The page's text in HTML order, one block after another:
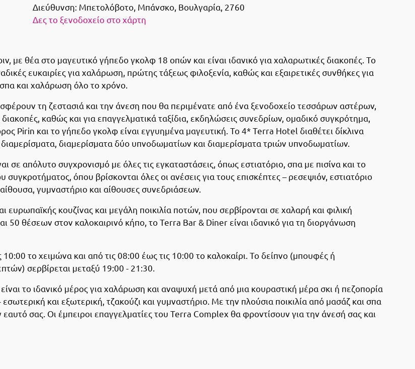
Διεύθυνση: Μπετολόβοτο, Μπάνσκο, Βουλγαρία, 2760
Δες το ξενοδοχείο στο χάρτη
με θέα στο μαγευτικό γήπεδο γκολφ 18 οπών και είναι ιδανικό για χαλαρωτικές διακοπές. Το
ευκαιρίες για χαλάρωση, πρώτης τάξεως φιλοξενία, καθώς και εξαιρετικές συνθήκες για
και χαλάρωση όλο το χρόνο.
τη ζεστασιά και την άνεση που θα περιμένατε από ένα ξενοδοχείο τεσσάρων αστέρων,
καθώς και για επαγγελματικά ταξίδια, εκδηλώσεις συνεδρίων, ομαδικό συγκρότημα,
Pirin και το γήπεδο γκολφ είναι εγγυημένα μαγευτική. Το 4* Terra Hotel διαθέτει δίκλινα
διαμερίσματα δύο υπνοδωματίων και διαμερίσματα τριών υπνοδωματίων.
σε απόλυτο συγχρονισμό με όλες τις εγκαταστάσεις, όπως εστιατόριο, σπα με πισίνα και το
όπου βρίσκονται όλες οι ανέσεις για τους επισκέπτες – ρεσεψιόν, εστιατόριο
αίθουσα, γυμναστήριο και αίθουσες συνεδριάσεων.
κουζίνας και μεγάλη ποικιλία ποτών, που σερβίρονται σε χαλαρή και φιλική
θέσεων στον καλοκαιρινό κήπο, το Terra Bar & Diner είναι ιδανικό για τη διοργάνωση
το χειμώνα και από τις 08:00 έως τις 10:00 το καλοκαίρι. Το δείπνο (μπουφές ή
σερβίρεται μεταξύ 19:00 - 21:30.
το ιδανικό μέρος για χαλάρωση και αναψυχή μετά από μια κουραστική μέρα σκι ή πεζοπορία
και εξωτερική, τζακούζι και γυμναστήριο. Με την πλούσια ποικιλία από μασάζ και σπα
σας. Οι έμπειροι επαγγελματίες του Terra Complex θα φροντίσουν για την άνεσή σας και